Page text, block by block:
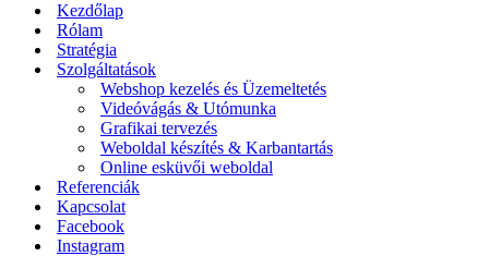
Kezdőlap
Rólam
Stratégia
Szolgáltatások
Webshop kezelés és Üzemeltetés
Videóvágás & Utómunka
Grafikai tervezés
Weboldal készítés & Karbantartás
Online esküvői weboldal
Referenciák
Kapcsolat
Facebook
Instagram